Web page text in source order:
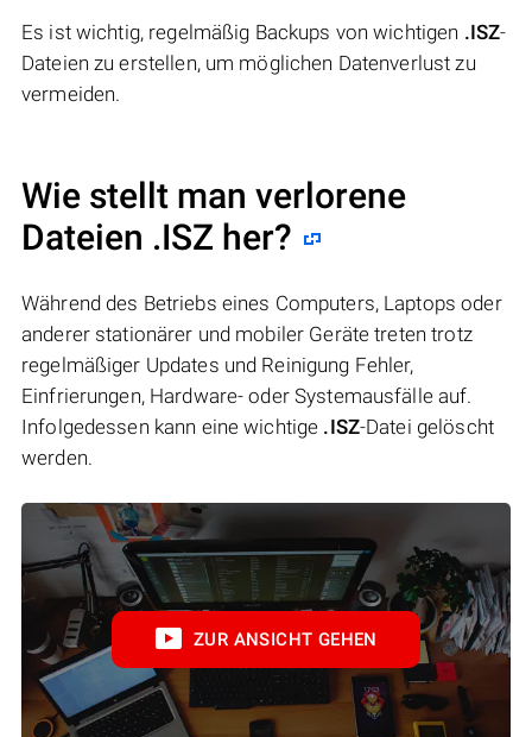
Es ist wichtig, regelmäßig Backups von wichtigen .ISZ-
Dateien zu erstellen, um möglichen Datenverlust zu
vermeiden.
Wie stellt man verlorene
Dateien .ISZ her?
Während des Betriebs eines Computers, Laptops oder
anderer stationärer und mobiler Geräte treten trotz
regelmäßiger Updates und Reinigung Fehler,
Einfrierungen, Hardware- oder Systemausfälle auf.
Infolgedessen kann eine wichtige .ISZ-Datei gelöscht
werden.
ZUR ANSICHT GEHEN